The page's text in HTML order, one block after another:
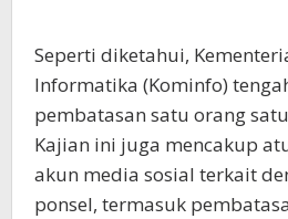
Seperti diketahui,
Informatika (Kominfo)
pembatasan satu orang
Kajian ini juga mencakup
akun media sosial terkait
ponsel, termasuk